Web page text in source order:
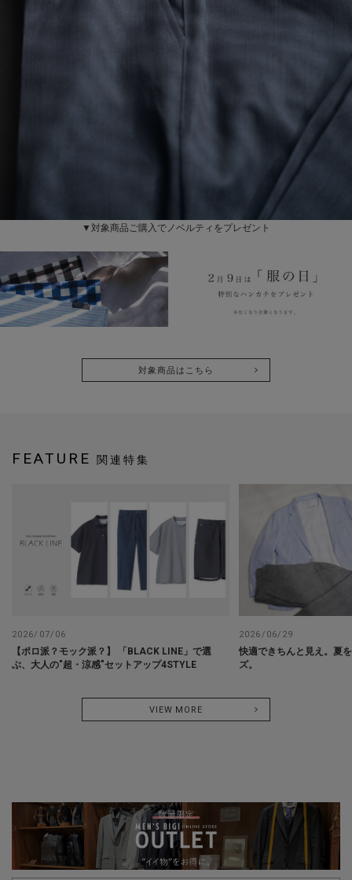
▼対象商品ご購入でノベルティをプレゼント
対象商品はこちら
FEATURE 関連特集
2026/07/06
【ポロ派？モック派？】 「BLACK LINE」で選
ぶ、大人の"超・涼感"セットアップ4STYLE
2026/06/29
快適できちんと見え。夏
ズ。
VIEW MORE